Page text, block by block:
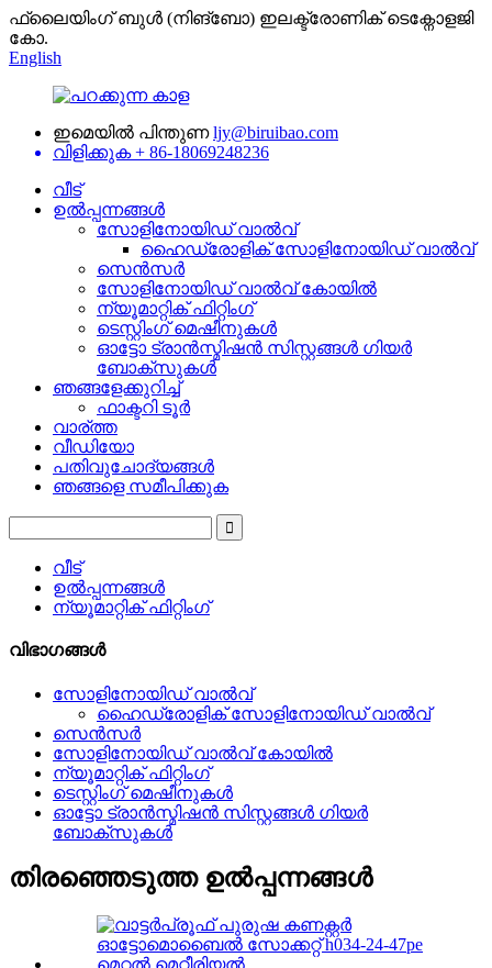
ഫ്ലൈയിംഗ് ബുൾ (നിങ്ബോ) ഇലക്ട്രോണിക് ടെക്നോളജി
കോ.
English
ഇമെയിൽ പിന്തുണ ljy@biruibao.com
വിളിക്കുക + 86-18069248236
വീട്
ഉൽപ്പന്നങ്ങൾ
സോളിനോയിഡ് വാൽവ്
ഹൈഡ്രോളിക് സോളിനോയിഡ് വാൽവ്
സെൻസർ
സോളിനോയിഡ് വാൽവ് കോയിൽ
ന്യൂമാറ്റിക് ഫിറ്റിംഗ്
ടെസ്റ്റിംഗ് മെഷീനുകൾ
ഓട്ടോ ട്രാൻസ്മിഷൻ സിസ്റ്റങ്ങൾ ഗിയർ
ബോക്സുകൾ
ഞങ്ങളേക്കുറിച്ച്
ഫാക്ടറി ടൂർ
വാര്ത്ത
വീഡിയോ
പതിവുചോദ്യങ്ങൾ
ഞങ്ങളെ സമീപിക്കുക
വീട്
ഉൽപ്പന്നങ്ങൾ
ന്യൂമാറ്റിക് ഫിറ്റിംഗ്
വിഭാഗങ്ങൾ
സോളിനോയിഡ് വാൽവ്
ഹൈഡ്രോളിക് സോളിനോയിഡ് വാൽവ്
സെൻസർ
സോളിനോയിഡ് വാൽവ് കോയിൽ
ന്യൂമാറ്റിക് ഫിറ്റിംഗ്
ടെസ്റ്റിംഗ് മെഷീനുകൾ
ഓട്ടോ ട്രാൻസ്മിഷൻ സിസ്റ്റങ്ങൾ ഗിയർ
ബോക്സുകൾ
തിരഞ്ഞെടുത്ത ഉൽപ്പന്നങ്ങൾ